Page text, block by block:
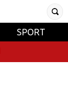
SPORT